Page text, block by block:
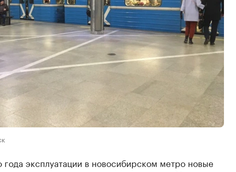
года эксплуатации в новосибирском метро новые